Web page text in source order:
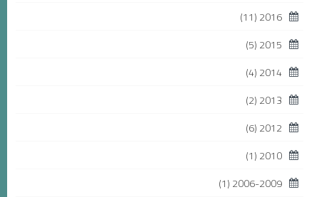
2016
(11)
2015
(5)
2014
(4)
2013
(2)
2012
(6)
2010
(1)
2006-2009
(1)